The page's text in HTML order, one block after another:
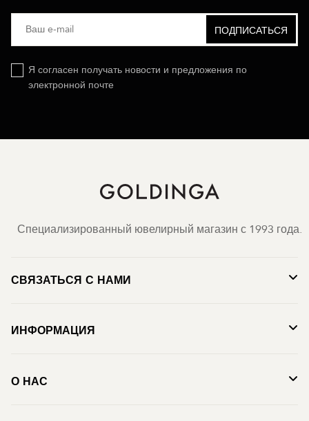
Я согласен получать новости и предложения по
электронной почте
Специализированный ювелирный магазин с 1993 года.
СВЯЗАТЬСЯ С НАМИ
ИНФОРМАЦИЯ
О НАС